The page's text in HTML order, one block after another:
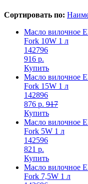
Сортировать по:
Масло вилочное
Fork 10W 1 л
142796
916 р.
Купить
Масло вилочное
Fork 15W 1 л
142896
876 р. 917
Купить
Масло вилочное
Fork 5W 1 л
142596
821 р.
Купить
Масло вилочное
Fork 7,5W 1 л